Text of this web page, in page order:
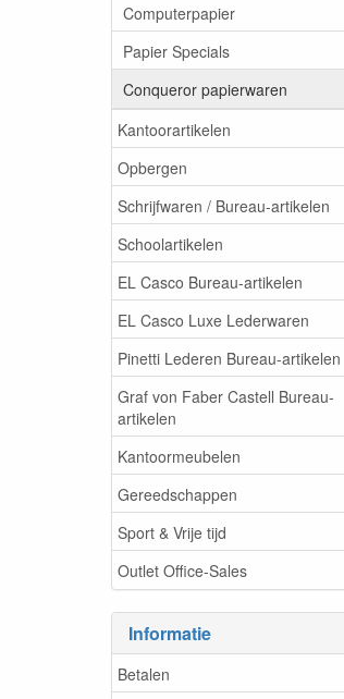
Computerpapier
Papier Specials
Conqueror papierwaren
Kantoorartikelen
Opbergen
Schrijfwaren / Bureau-artikelen
Schoolartikelen
EL Casco Bureau-artikelen
EL Casco Luxe Lederwaren
Pinetti Lederen Bureau-artikelen
Graf von Faber Castell Bureau-
artikelen
Kantoormeubelen
Gereedschappen
Sport & Vrije tijd
Outlet Office-Sales
Informatie
Betalen